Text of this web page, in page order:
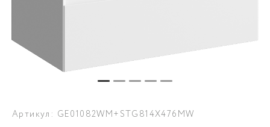
Артикул: GE01082WM+STG814X476MW